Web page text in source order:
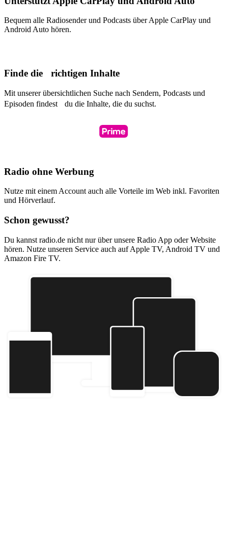
Bequem alle Radiosender und Podcasts über Apple CarPlay und
Android Auto hören.
Finde die richtigen Inhalte
Mit unserer übersichtlichen Suche nach Sendern, Podcasts und
Episoden findest du die Inhalte, die du suchst.
Radio ohne Werbung
Nutze mit einem Account auch alle Vorteile im Web inkl. Favoriten
und Hörverlauf.
Schon gewusst?
Du kannst radio.de nicht nur über unsere Radio App oder Website
hören. Nutze unseren Service auch auf Apple TV, Android TV und
Amazon Fire TV.